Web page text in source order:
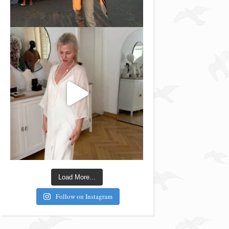
Load More...
Follow on Instagram